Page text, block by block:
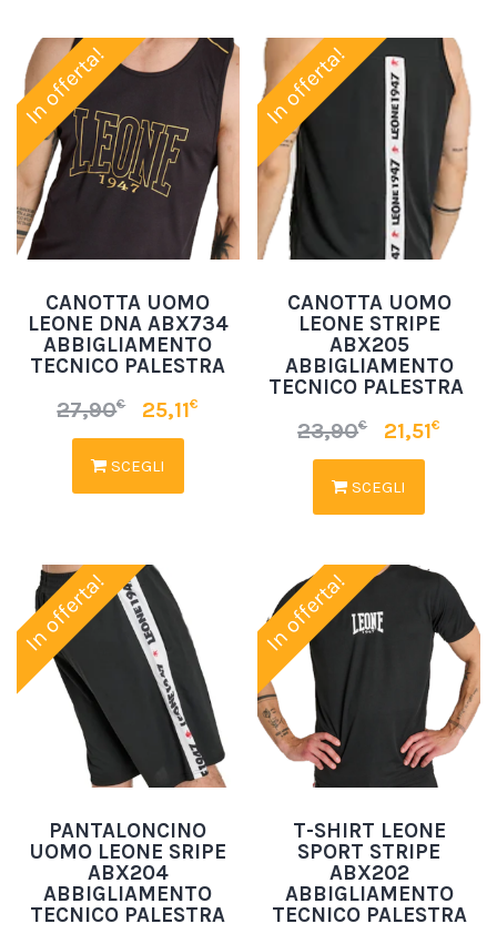
In offerta!
CANOTTA UOMO
LEONE DNA ABX734
ABBIGLIAMENTO
TECNICO PALESTRA
27,90€ 25,11€
SCEGLI
In offerta!
CANOTTA UOMO
LEONE STRIPE
ABX205
ABBIGLIAMENTO
TECNICO PALESTRA
23,90€ 21,51€
SCEGLI
In offerta!
PANTALONCINO
UOMO LEONE SRIPE
ABX204
ABBIGLIAMENTO
TECNICO PALESTRA
In offerta!
T-SHIRT LEONE
SPORT STRIPE
ABX202
ABBIGLIAMENTO
TECNICO PALESTRA